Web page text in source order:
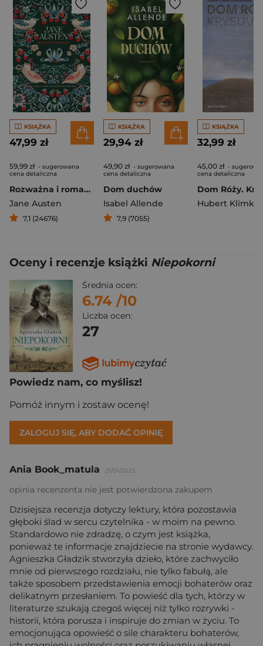
KSIĄŻKA
47,99 zł
59,99 zł - sugerowana
cena detaliczna
Rozważna i romantyczna
Jane Austen
7,1 (24676)
KSIĄŻKA
29,94 zł
49,90 zł - sugerowana
cena detaliczna
Dom duchów
Isabel Allende
7,9 (7055)
KSIĄŻKA
32,99 zł
45,00 zł -
cena detaliczna
Oceny i recenzje książki Niepokorni
Średnia ocen:
6.74 /10
Liczba ocen:
27
Powiedz nam, co myślisz!
Pomóż innym i zostaw ocenę!
ZALOGUJ SIĘ, ABY DODAĆ OPINIĘ
Ania Book_matula 21/01/2025
opinia recenzenta nie jest potwierdzona zakupem
Dzisiejsza recenzja dotyczy lektury, która pozostawia
głęboki ślad w sercu czytelnika - w moim na pewno.
Standardowo nie zdradzę, o czym jest książka,
ponieważ te informacje znajdziecie na stronie wydawcy.
Agnieszka Gładzik stworzyła dzieło, które zachwyciło
mnie od pierwszego rozdziału, nie tylko fabułą, ale
także sposobem przedstawienia emocji bohaterów oraz
delikatnym przesłaniem. To powieść dla tych, którzy w
literaturze szukają czegoś więcej niż tylko rozrywki -
historii, która porusza i inspiruje do zmian w życiu. To
emocjonująca opowieść o sile charakteru bohaterów,